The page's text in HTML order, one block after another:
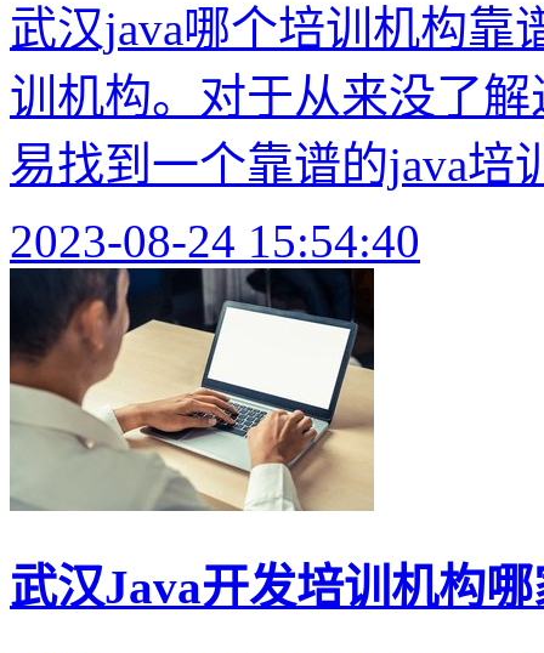
武汉java哪个培训机构靠
训机构。对于从来没了
易找到一个靠谱的java培
2023-08-24 15:54:40
武汉Java开发培训机构